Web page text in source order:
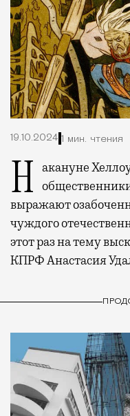
19.10.2024 1 мин. чтения
Накануне Хеллоуина депутаты и
выражают
чуждого
этот раз на тему
КПРФ Анастасия